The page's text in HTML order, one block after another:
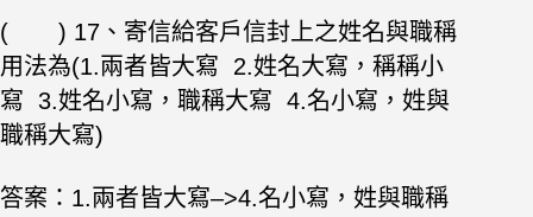
( ) 17、寄信給客戶信封上之姓名與職稱
用法為(1.兩者皆大寫 2.姓名大寫， 稱稱小
寫 3.姓名小寫，職稱大寫 4.名小寫，姓與
職稱大寫)
答案： 1.兩者皆大寫–>4.名小寫，姓與職稱